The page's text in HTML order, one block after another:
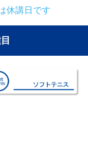
休講日です